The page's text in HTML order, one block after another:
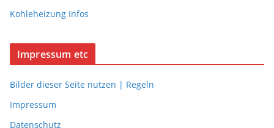
Kohleheizung Infos
Impressum etc
Bilder dieser Seite nutzen | Regeln
Impressum
Datenschutz